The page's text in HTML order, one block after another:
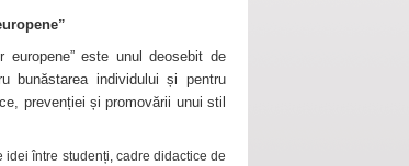
europene” este unul deosebit de
bunăstarea individului și pentru
prevenției și promovării unui stil
între studenți, cadre didactice de